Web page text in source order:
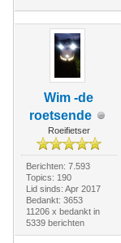
Wim -de
roetsende
Roeifietser
Berichten: 7.593
Topics: 190
Lid sinds: Apr 2017
Bedankt: 3653
11206 x bedankt in
5339 berichten